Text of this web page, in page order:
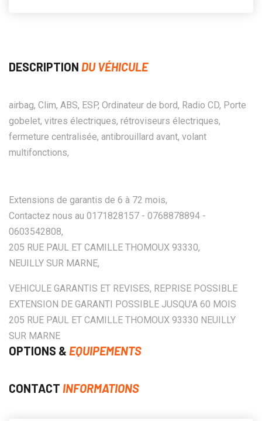
DESCRIPTION DU VÉHICULE
airbag, Clim, ABS, ESP, Ordinateur de bord, Radio CD, Porte
gobelet, vitres électriques, rétroviseurs électriques,
fermeture centralisée, antibrouillard avant, volant
multifonctions,
Extensions de garantis de 6 à 72 mois,
Contactez nous au 0171828157 - 0768878894 -
0603542808,
205 RUE PAUL ET CAMILLE THOMOUX 93330,
NEUILLY SUR MARNE,
VEHICULE GARANTIS ET REVISES, REPRISE POSSIBLE
EXTENSION DE GARANTI POSSIBLE JUSQU'A 60 MOIS
205 RUE PAUL ET CAMILLE THOMOUX 93330 NEUILLY
SUR MARNE
OPTIONS & EQUIPEMENTS
CONTACT INFORMATIONS